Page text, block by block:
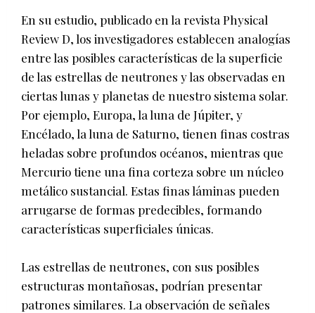
En su estudio, publicado en la revista Physical
Review D, los investigadores establecen analogías
entre las posibles características de la superficie
de las estrellas de neutrones y las observadas en
ciertas lunas y planetas de nuestro sistema solar.
Por ejemplo, Europa, la luna de Júpiter, y
Encélado, la luna de Saturno, tienen finas costras
heladas sobre profundos océanos, mientras que
Mercurio tiene una fina corteza sobre un núcleo
metálico sustancial. Estas finas láminas pueden
arrugarse de formas predecibles, formando
características superficiales únicas.
Las estrellas de neutrones, con sus posibles
estructuras montañosas, podrían presentar
patrones similares. La observación de señales